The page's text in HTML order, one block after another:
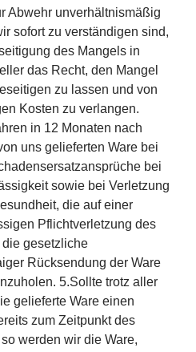
Abwehr unverhältnismäßig
sofort zu verständigen sind,
des Mangels in
das Recht, den Mangel
zu lassen und von
Kosten zu verlangen.
in 12 Monaten nach
uns gelieferten Ware bei
bei
sowie bei Verletzung
die auf einer
Pflichtverletzung des
gesetzliche
Rücksendung der Ware
5.Sollte trotz aller
gelieferte Ware einen
zum Zeitpunkt des
werden wir die Ware,